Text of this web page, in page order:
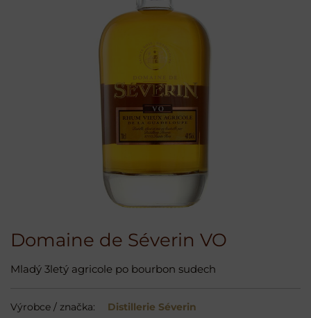
Domaine de Séverin VO
Mladý 3letý agricole po bourbon sudech
Výrobce / značka:
Distillerie Séverin